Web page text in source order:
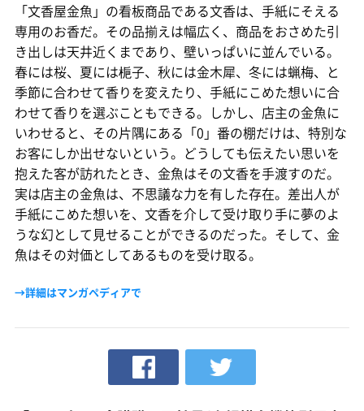
「文香屋金魚」の看板商品である文香は、手紙にそえる
専用のお香だ。その品揃えは幅広く、商品をおさめた引
き出しは天井近くまであり、壁いっぱいに並んでいる。
春には桜、夏には梔子、秋には金木犀、冬には蝋梅、と
季節に合わせて香りを変えたり、手紙にこめた想いに合
わせて香りを選ぶこともできる。しかし、店主の金魚に
いわせると、その片隅にある「0」番の棚だけは、特別な
お客にしか出せないという。どうしても伝えたい思いを
抱えた客が訪れたとき、金魚はその文香を手渡すのだ。
実は店主の金魚は、不思議な力を有した存在。差出人が
手紙にこめた想いを、文香を介して受け取り手に夢のよ
うな幻として見せることができるのだった。そして、金
魚はその対価としてあるものを受け取る。
→詳細はマンガペディアで